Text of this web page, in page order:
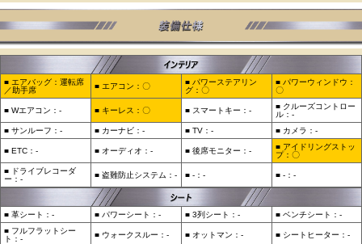
■ エアバッグ：運転席
／助手席
■ エアコン：〇
■ パワーステアリン
グ：〇
■ パワーウィンドウ：
〇
■ Wエアコン：- ■ キーレス：〇 ■ スマートキー：-
■ クルーズコントロー
ル：-
■ サンルーフ：-
■ カーナビ：- ■ TV：- ■ カメラ：-
■ ETC：- ■ オーディオ：- ■ 後席モニター：-
■ アイドリングストッ
プ：〇
■ ドライブレコーダ
ー：-
■ 盗難防止システム：- ■ -：- ■ -：-
■ 革シート：- ■ パワーシート：- ■ 3列シート：-
■ ベンチシート：-
■ フルフラットシー
ト：-
■ ウォークスルー：- ■ オットマン：- ■ シートヒーター：-